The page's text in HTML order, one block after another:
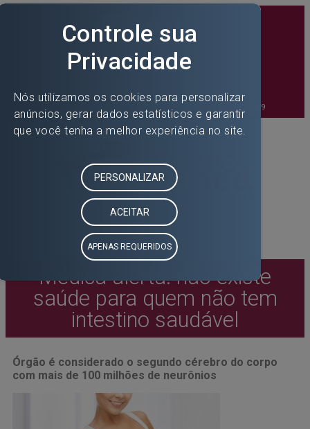
45 99849-9614
Como Chegar
Responsável Técnico - Dr. Avelino Vicente Guzzi | CRM 9959
Médica alerta: não existe
saúde para quem não tem
intestino saudável
Órgão é considerado o segundo cérebro do corpo
com mais de 100 milhões de neurônios